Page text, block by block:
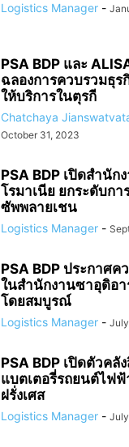
Logistics Manager -
PSA BDP และ
ฉลองการควบรวมธุร
ให้บริการในตุรกี
Chatchaya
October 31, 2023
PSA BDP เปิดสำนัก
โรมาเนีย ยกระดับกา
ซัพพลายเชน
Logistics Manager -
PSA BDP ประกาศค
ในสำนักงานซาอุดิอา
โดยสมบูรณ์
Logistics Manager -
PSA BDP เปิดตัวคลั
แบตเตอรี่รถยนต์ไฟ
ฝรั่งเศส
Logistics Manager -